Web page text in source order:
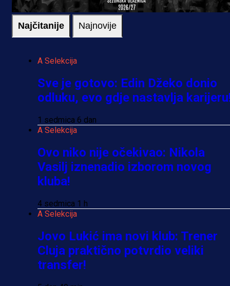
Najčitanije Najnovije
A Selekcija
Sve je gotovo: Edin Džeko donio
odluku, evo gdje nastavlja
1 sedmica 6 dan
A Selekcija
Ovo niko nije očekivao: Nikola
Vasilj iznenadio izborom novog
kluba!
4 sedmica 1 h
A Selekcija
Jovo Lukić ima novi klub: Trener
Cluja praktično potvrdio veliki
transfer!